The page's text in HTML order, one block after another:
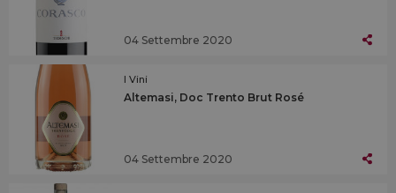
04 Settembre 2020
I Vini
Altemasi, Doc Trento Brut Rosé
04 Settembre 2020